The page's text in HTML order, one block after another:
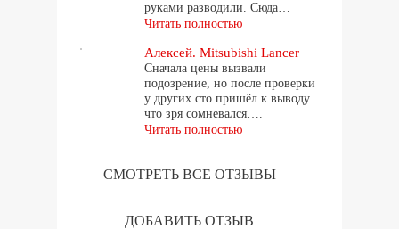
руками разводили. Сюда…
Читать полностью
Алексей. Mitsubishi Lancer
Сначала цены вызвали
подозрение, но после проверки
у других сто пришёл к выводу
что зря сомневался….
Читать полностью
СМОТРЕТЬ ВСЕ ОТЗЫВЫ
ДОБАВИТЬ ОТЗЫВ